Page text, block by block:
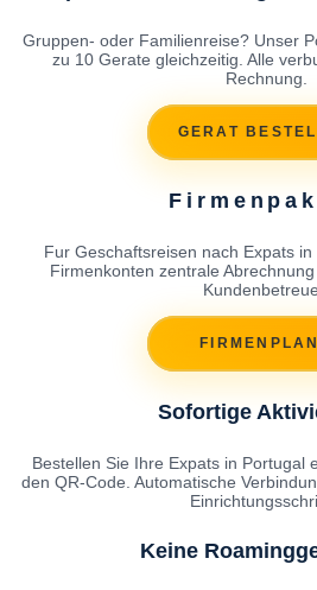
Gruppen- oder Familienreise? Unser
zu 10 Gerate gleichzeitig. Alle
Rechnung.
GERAT
Fur Geschaftsreisen nach Expats
Firmenkonten zentrale
Sofortige
Bestellen Sie Ihre Expats in Portugal
den QR-Code. Automatische
Keine